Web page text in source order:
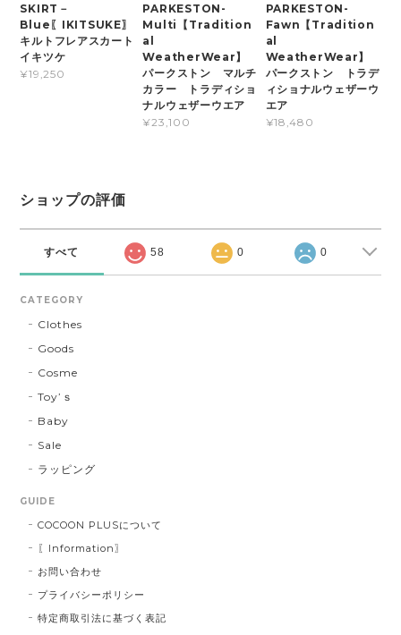
SKIRT－
Blue〖IKITSUKE〗
キルトフレアスカート
イキツケ
¥19,250
PARKESTON-
Multi【Tradition
al
WeatherWear】
パークストン マルチ
カラー トラディショ
ナルウェザーウエア
¥23,100
PARKESTON-
Fawn【Tradition
al
WeatherWear】
パークストン トラデ
ィショナルウェザーウ
エア
¥18,480
ショップの評価
すべて 58 0 0
CATEGORY
Clothes
Goods
Cosme
Toy’ｓ
Baby
Sale
ラッピング
GUIDE
COCOON PLUSについて
〖Information〗
お問い合わせ
プライバシーポリシー
特定商取引法に基づく表記